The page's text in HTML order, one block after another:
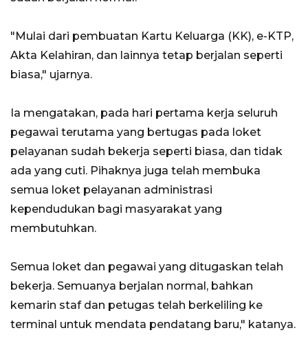
"Mulai dari pembuatan Kartu Keluarga (KK), e-KTP,
Akta Kelahiran, dan lainnya tetap berjalan seperti
biasa," ujarnya.
Ia mengatakan, pada hari pertama kerja seluruh
pegawai terutama yang bertugas pada loket
pelayanan sudah bekerja seperti biasa, dan tidak
ada yang cuti. Pihaknya juga telah membuka
semua loket pelayanan administrasi
kependudukan bagi masyarakat yang
membutuhkan.
Semua loket dan pegawai yang ditugaskan telah
bekerja. Semuanya berjalan normal, bahkan
kemarin staf dan petugas telah berkeliling ke
terminal untuk mendata pendatang baru," katanya.